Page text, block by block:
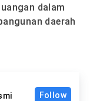
dalam
daerah
Follow